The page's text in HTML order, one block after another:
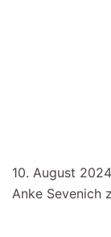
10. August
Anke Sevenich